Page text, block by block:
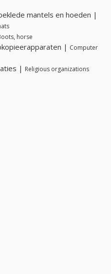
mantels en hoeden |
horse
| Computer
| Religious organizations